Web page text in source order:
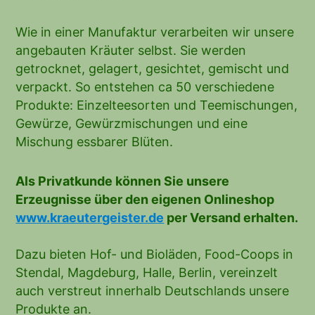
Wie in einer Manufaktur verarbeiten wir unsere
angebauten Kräuter selbst. Sie werden
getrocknet, gelagert, gesichtet, gemischt und
verpackt. So entstehen ca 50 verschiedene
Produkte: Einzelteesorten und Teemischungen,
Gewürze, Gewürzmischungen und eine
Mischung essbarer Blüten.
Als Privatkunde können Sie unsere
Erzeugnisse über den eigenen Onlineshop
www.kraeutergeister.de per Versand erhalten.
Dazu bieten Hof- und Bioläden, Food-Coops in
Stendal, Magdeburg, Halle, Berlin, vereinzelt
auch verstreut innerhalb Deutschlands unsere
Produkte an.